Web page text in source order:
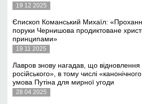
19 12 2025
Єпископ Команський Михаїл:
поруки Чернишова продиктоване
принципами»
19 11 2025
Лавров знову нагадав, що відновлення
російського», в тому числі
умова Путіна для мирної угоди
28 04 2025